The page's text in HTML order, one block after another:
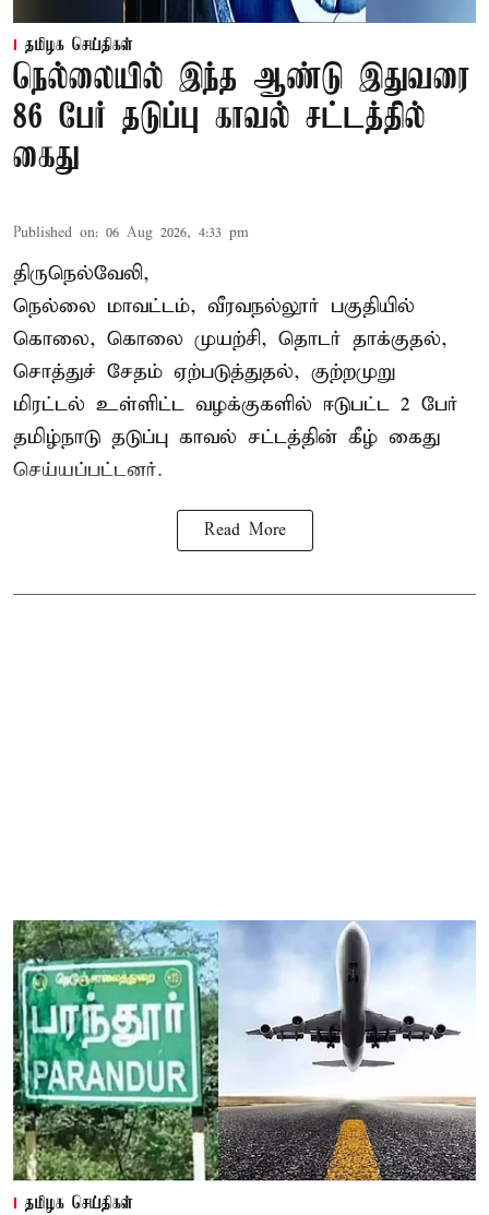
தமிழக செய்திகள்
நெல்லையில் இந்த ஆண்டு இதுவரை
86 பேர் தடுப்பு காவல் சட்டத்தில்
கைது
Published on: 06 Aug 2026, 4:33 pm
திருநெல்வேலி,
நெல்லை மாவட்டம், வீரவநல்லூர் பகுதியில்
கொலை, கொலை முயற்சி, தொடர் தாக்குதல்,
சொத்துச் சேதம் ஏற்படுத்துதல், குற்றமுறு
மிரட்டல் உள்ளிட்ட வழக்குகளில் ஈடுபட்ட 2 பேர்
தமிழ்நாடு தடுப்பு காவல் சட்டத்தின் கீழ் கைது
செய்யப்பட்டனர்.
Read More
தமிழக செய்திகள்